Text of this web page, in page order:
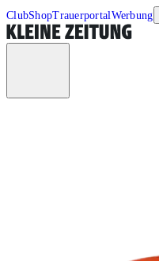
ClubShopTrauerportalWerbung